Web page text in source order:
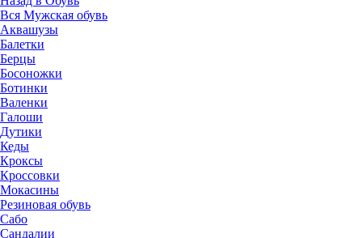
Вся Мужская обувь
Аквашузы
Балетки
Берцы
Босоножки
Ботинки
Валенки
Галоши
Дутики
Кеды
Кроксы
Кроссовки
Мокасины
Резиновая обувь
Сабо
Сандалии